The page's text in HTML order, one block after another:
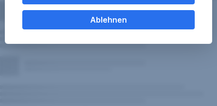
Ablehnen